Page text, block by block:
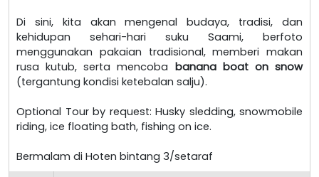
Di sini, kita akan mengenal budaya, tradisi, dan
kehidupan sehari-hari suku Saami, berfoto
menggunakan pakaian tradisional, memberi makan
rusa kutub, serta mencoba banana boat on snow
(tergantung kondisi ketebalan salju).
Optional Tour by request: Husky sledding, snowmobile
riding, ice floating bath, fishing on ice.
Bermalam di Hoten bintang 3/setaraf